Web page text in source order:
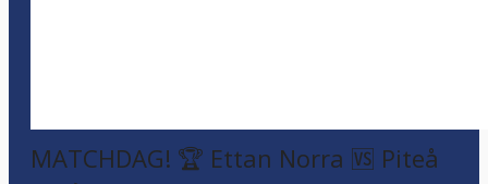
MATCHDAG! 🏆 Ettan Norra 🆚 Piteå